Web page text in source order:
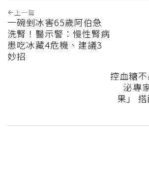
上一篇
一碗剉冰害65歲阿伯急
洗腎！醫示警：慢性腎病
患吃冰藏4危機、建議3
妙招
控血糖
泌專
果」